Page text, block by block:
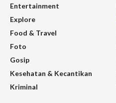
Entertainment
Explore
Food & Travel
Foto
Gosip
Kesehatan & Kecantikan
Kriminal